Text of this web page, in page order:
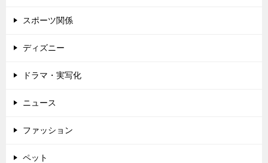
スポーツ関係
ディズニー
ドラマ・実写化
ニュース
ファッション
ペット